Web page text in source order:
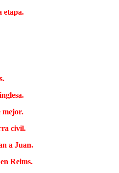
etapa.
mejor.
civil.
a Juan.
Reims.